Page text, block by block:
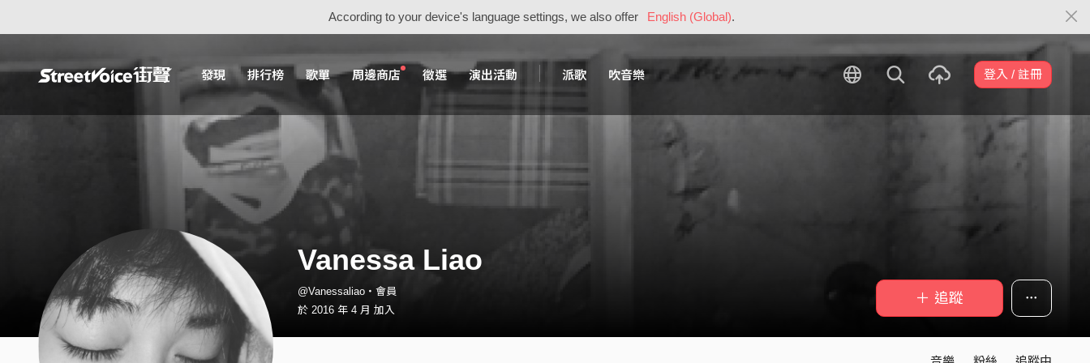
According to your device's language settings, we also offer English (Global).
發現 排行榜 歌單 周邊商店 徵選 演出活動 派歌 吹音樂 登入 / 註冊
Vanessa Liao
@Vanessaliao・會員
於 2016 年 4 月 加入
＋ 追蹤